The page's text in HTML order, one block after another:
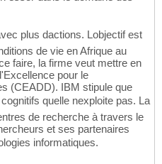
plus dactions. Lobjectif est
de vie en Afrique au
faire, la firme veut mettre en
pour le
(CEADD). IBM stipule que
quelle nexploite pas. La
de recherche à travers le
et ses partenaires
informatiques.